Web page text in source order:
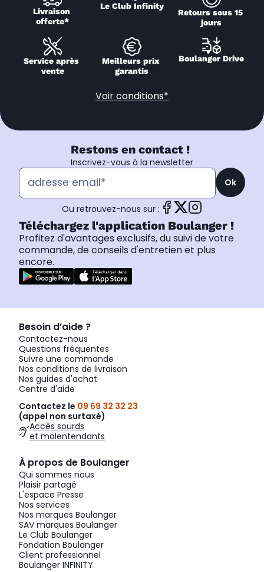
Livraison
offerte*
Le Club Infinity
Retours sous 15
jours
Service après
vente
Meilleurs prix
garantis
Boulanger Drive
Voir conditions*
Restons en contact !
Inscrivez-vous à la newsletter
Ok
Ou retrouvez-nous sur :
Téléchargez l'application Boulanger !
Profitez d'avantages exclusifs, du suivi de votre
commande, de conseils d'entretien et plus
encore.
Besoin d’aide ?
Contactez-nous
Questions fréquentes
Suivre une commande
Nos conditions de livraison
Nos guides d'achat
Centre d'aide
Contactez le 09 69 32 32 23
(appel non surtaxé)
Accès sourds
et malentendants
À propos de Boulanger
Qui sommes nous
Plaisir partagé
L'espace Presse
Nos services
Nos marques Boulanger
SAV marques Boulanger
Le Club Boulanger
Fondation Boulanger
Client professionnel
Boulanger INFINITY